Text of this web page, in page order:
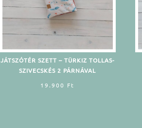
JÁTSZÓTÉR SZETT – TÜRKIZ TOLLAS-
SZIVECSKÉS 2 PÁRNÁVAL
19.900 Ft